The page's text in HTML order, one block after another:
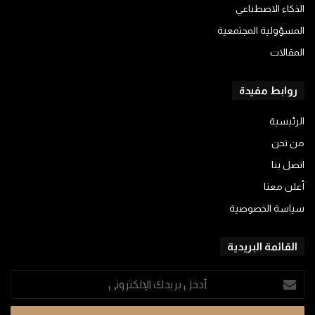
الذكاء الاصطناعي
المسؤولية المجتمعية
المقالات
روابط مفيدة
الرئيسية
من نحن
اتصل بنا
أعلن معنا
سياسة الخصوصية
القائمة البريدية
أدخل
بريدك
الإلكتروني